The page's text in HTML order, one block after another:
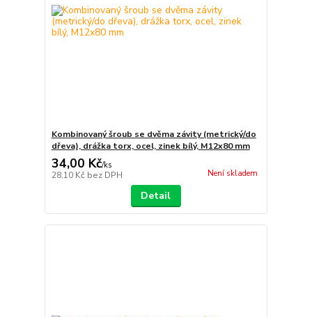
Kombinovaný šroub se dvěma závity (metrický/do
dřeva), drážka torx, ocel, zinek bílý, M12x80 mm
34,00 Kč/ks
28,10 Kč bez DPH Není skladem
Detail